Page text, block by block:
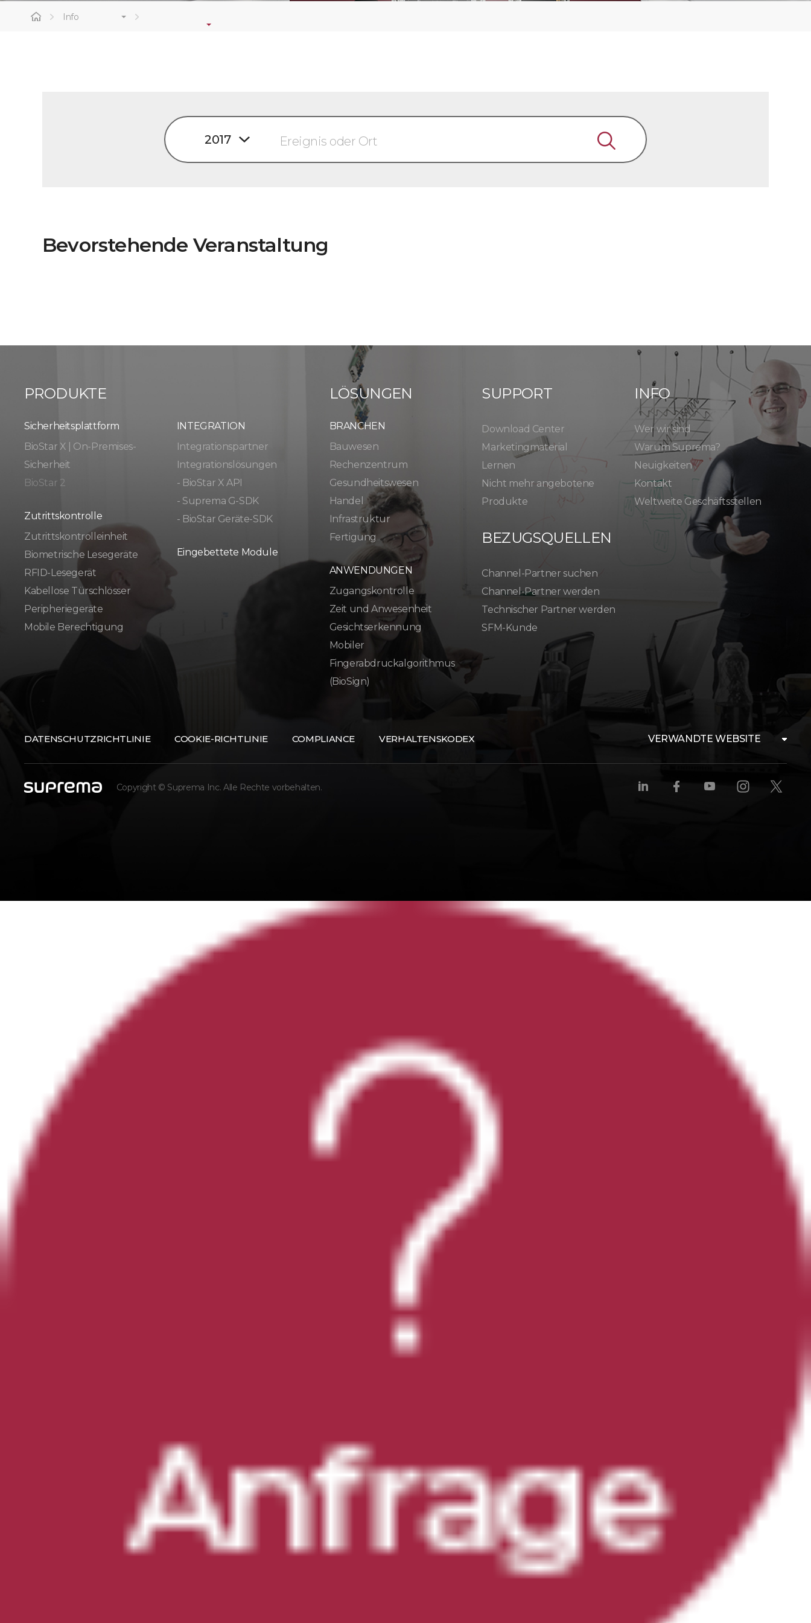
Info
2017
Bevorstehende Veranstaltung
PRODUKTE
Sicherheitsplattform
BioStar X | On-Premises-
Sicherheit
BioStar 2
Zutrittskontrolle
Zutrittskontrolleinheit
Biometrische Lesegeräte
RFID-Lesegerät
Kabellose Türschlösser
Peripheriegeräte
Mobile Berechtigung
INTEGRATION
Integrationspartner
Integrationslösungen
- BioStar X API
- Suprema G-SDK
- BioStar Geräte-SDK
Eingebettete Module
LÖSUNGEN
BRANCHEN
Bauwesen
Rechenzentrum
Gesundheitswesen
Handel
Infrastruktur
Fertigung
ANWENDUNGEN
Zugangskontrolle
Zeit und Anwesenheit
Gesichtserkennung
Mobiler
Fingerabdruckalgorithmus
(BioSign)
SUPPORT
Download Center
Marketingmaterial
Lernen
Nicht mehr angebotene
Produkte
INFO
Wer wir sind
Warum Suprema?
Neuigkeiten
Kontakt
Weltweite Geschäftsstellen
BEZUGSQUELLEN
Channel-Partner suchen
Channel-Partner werden
Technischer Partner werden
SFM-Kunde
DATENSCHUTZRICHTLINIE COOKIE-RICHTLINIE COMPLIANCE VERHALTENSKODEX VERWANDTE WEBSITE
Copyright © Suprema Inc. Alle Rechte vorbehalten.